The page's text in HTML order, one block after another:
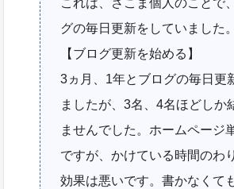
これは、さこま個人のことで
グの毎日更新をしていました。
【ブログ更新を始める】
3ヵ月、1年とブログの毎日更
ましたが、3名、4名ほどしか
ませんでした。ホームページ
ですが、かけている時間のわ
効果は悪いです。書かなくて